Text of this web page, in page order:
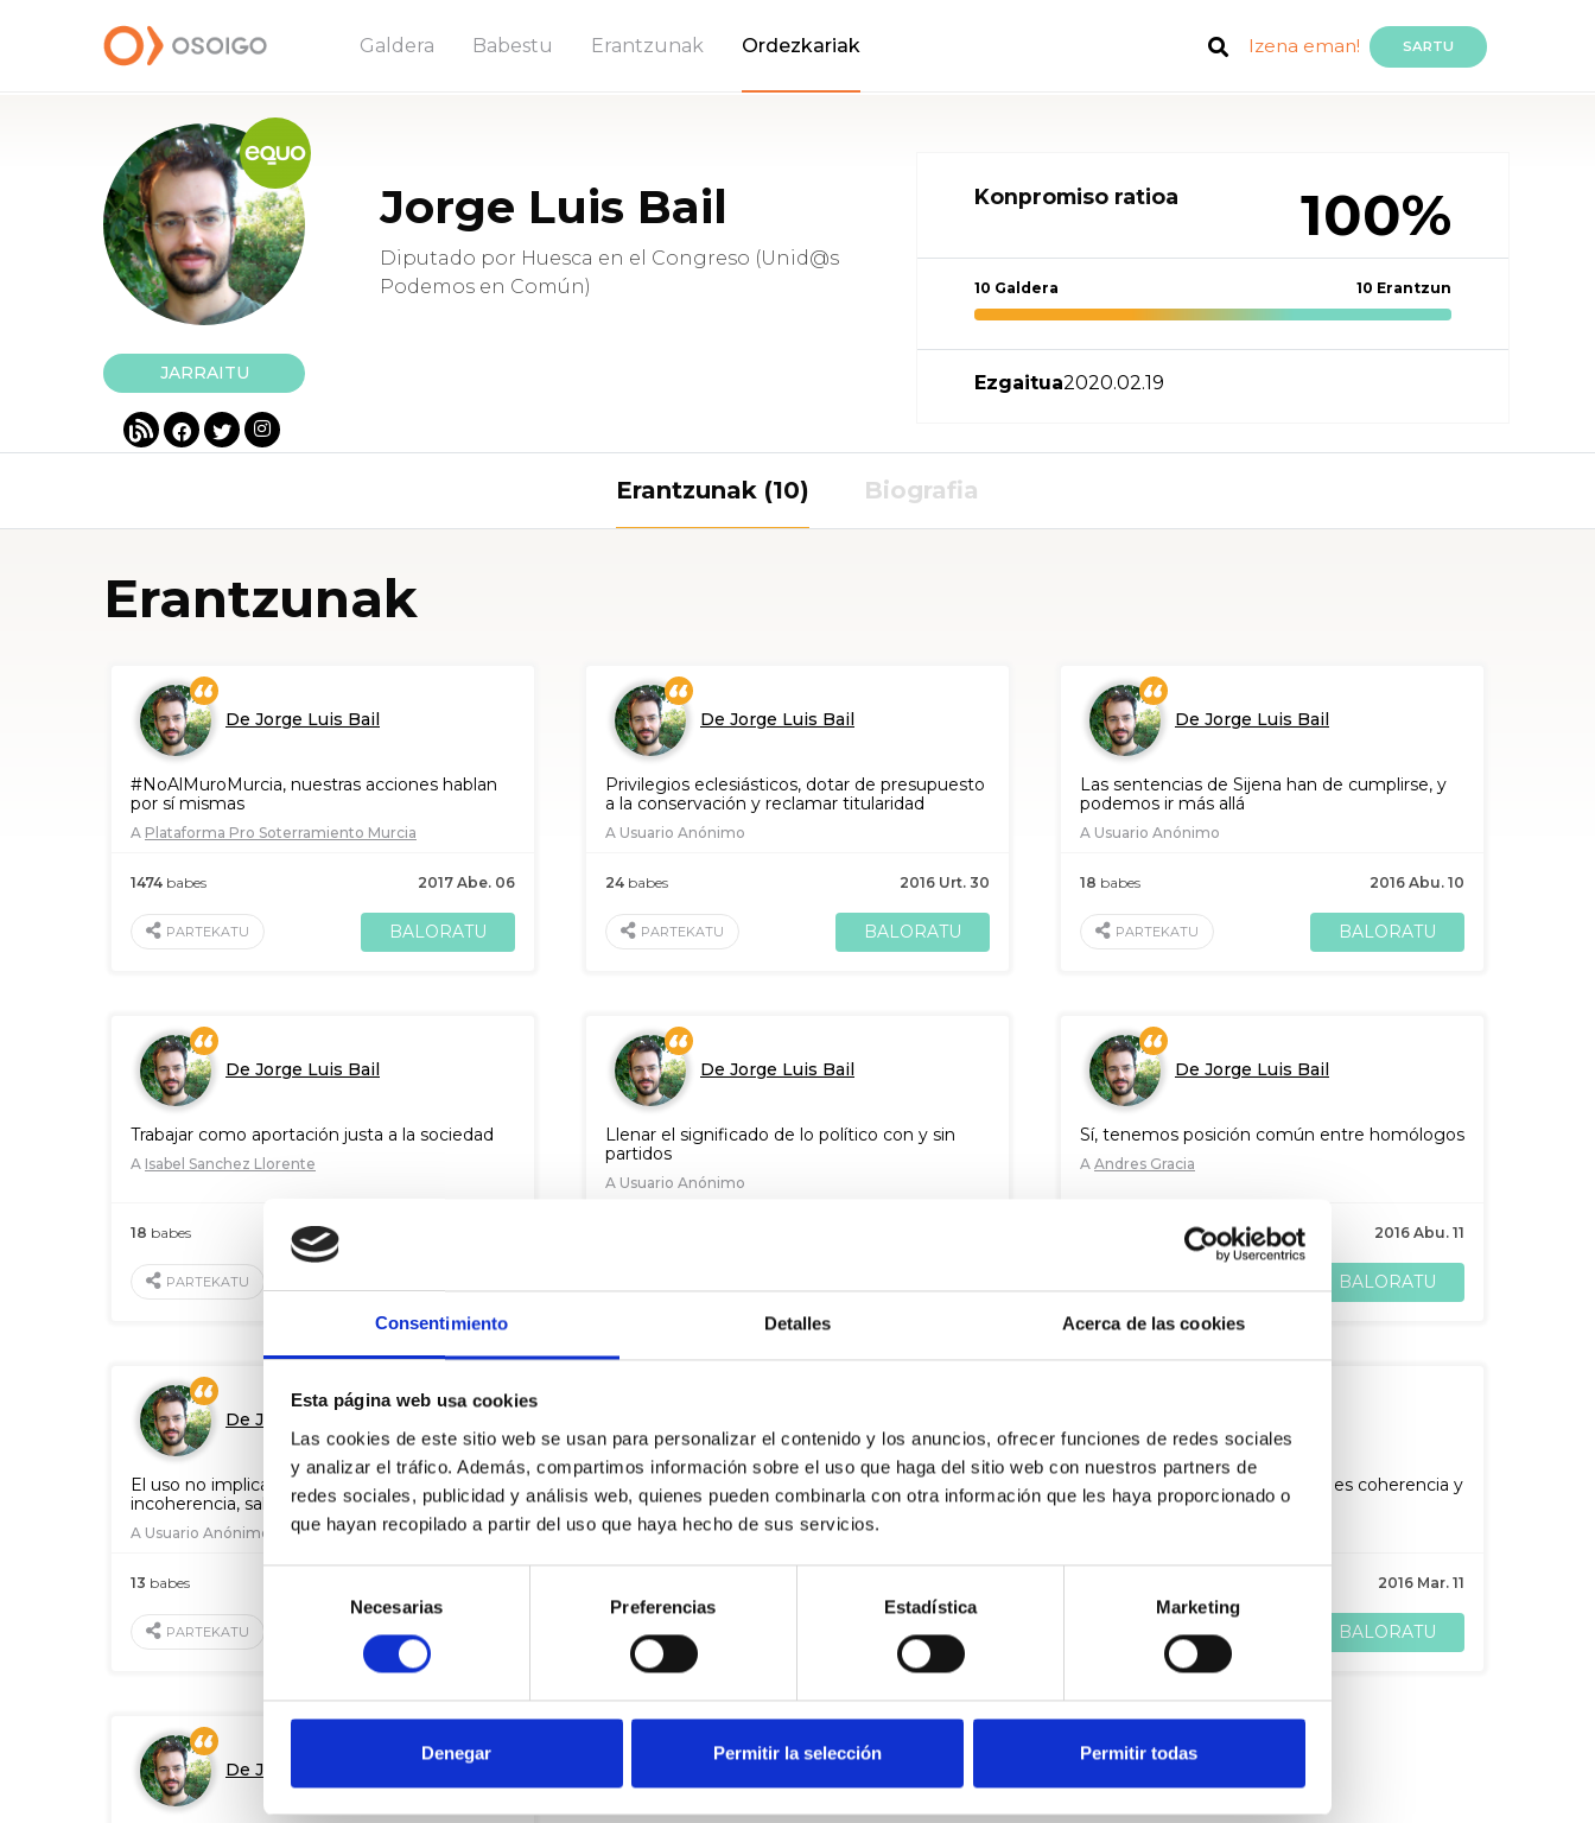
Consentimiento Detalles Acerca de las cookies
Esta página web usa cookies
Las cookies de este sitio web se usan para personalizar el contenido y los anuncios, ofrecer funciones de redes sociales
y analizar el tráfico. Además, compartimos información sobre el uso que haga del sitio web con nuestros partners de
redes sociales, publicidad y análisis web, quienes pueden combinarla con otra información que les haya proporcionado o
que hayan recopilado a partir del uso que haya hecho de sus servicios.
consentimiento
Necesarias Preferencias Estadística Marketing
Denegar Permitir la selección Permitir todas
Galdera Babestu Erantzunak Ordezkariak Izena eman! SARTU
JARRAITU
Jorge Luis Bail
Diputado por Huesca en el Congreso (Unid@s
Podemos en Común)
Konpromiso ratioa 100%
10 Galdera 10 Erantzun
Ezgaitua2020.02.19
Erantzunak (10) Biografia
Erantzunak
De Jorge Luis Bail
#NoAlMuroMurcia, nuestras acciones hablan
por sí mismas
A Plataforma Pro Soterramiento Murcia
2017 Abe. 06
1474 babes
PARTEKATU BALORATU
De Jorge Luis Bail
Privilegios eclesiásticos, dotar de presupuesto
a la conservación y reclamar titularidad
A Usuario Anónimo
2016 Urt. 30
24 babes
PARTEKATU BALORATU
De Jorge Luis Bail
Las sentencias de Sijena han de cumplirse, y
podemos ir más allá
A Usuario Anónimo
2016 Abu. 10
18 babes
PARTEKATU BALORATU
De Jorge Luis Bail
Trabajar como aportación justa a la sociedad
A Isabel Sanchez Llorente
18 babes
PARTEKATU
De Jorge Luis Bail
Llenar el significado de lo político con y sin
partidos
A Usuario Anónimo
De Jorge Luis Bail
Sí, tenemos posición común entre homólogos
A Andres Gracia
2016 Abu. 11
BALORATU
De Jorge Luis Bail
El uso no implica identidad, ni la contradicción
incoherencia, salvo que sea sostenida
A Usuario Anónimo
13 babes
PARTEKATU BALORATU
Las concesiones hidroeléctricas caducadas
deben volver ya
Acecilio castillo
PARTEKATU BALORATU
El precio de la buena voluntad es coherencia y
honestidad
2016 Mar. 11
PARTEKATU BALORATU
De Jorge Luis Bail